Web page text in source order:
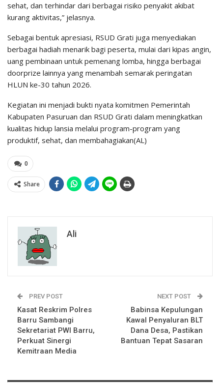
sehat, dan terhindar dari berbagai risiko penyakit akibat
kurang aktivitas,” jelasnya.
Sebagai bentuk apresiasi, RSUD Grati juga menyediakan
berbagai hadiah menarik bagi peserta, mulai dari kipas angin,
uang pembinaan untuk pemenang lomba, hingga berbagai
doorprize lainnya yang menambah semarak peringatan
HLUN ke-30 tahun 2026.
Kegiatan ini menjadi bukti nyata komitmen Pemerintah
Kabupaten Pasuruan dan RSUD Grati dalam meningkatkan
kualitas hidup lansia melalui program-program yang
produktif, sehat, dan membahagiakan(AL)
0
Share
Ali
PREV POST
Kasat Reskrim Polres
Barru Sambangi
Sekretariat PWI Barru,
Perkuat Sinergi
Kemitraan Media
NEXT POST
Babinsa Kepulungan
Kawal Penyaluran BLT
Dana Desa, Pastikan
Bantuan Tepat Sasaran